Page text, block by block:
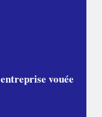
vouée